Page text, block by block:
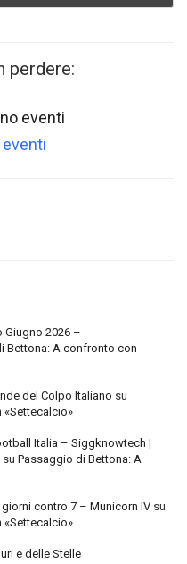
perdere:
eventi
2026 –
Bettona: A confronto con
del Colpo Italiano su
Italia – Siggknowtech |
su Passaggio di Bettona: A
contro 7 – Municorn IV su
e delle Stelle